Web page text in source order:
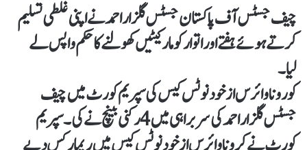
چیف جسٹس آف پاکستان جسٹس گلزار احمد نے اپنی غلطی تسلیم
کرتے ہوئے ہفتے اور اتوار کو مارکیٹیں کھولنے کا حکم واپس لے
لیا۔
کورونا وائرس ازخود نوٹس کیس کی سپریم کورٹ میں چیف
جسٹس گلزار احمد کی سربراہی میں 4 رکنی بینچ نے کی۔سپریم